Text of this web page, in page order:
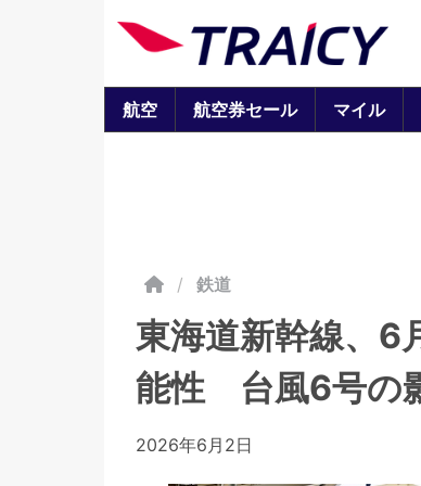
航空 航空券セール マイル
/ 鉄道
東海道新幹線、6
能性 台風6号の
2026年6月2日